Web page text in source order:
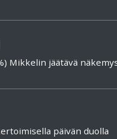
Mikkelin jäätävä
päivän duolla